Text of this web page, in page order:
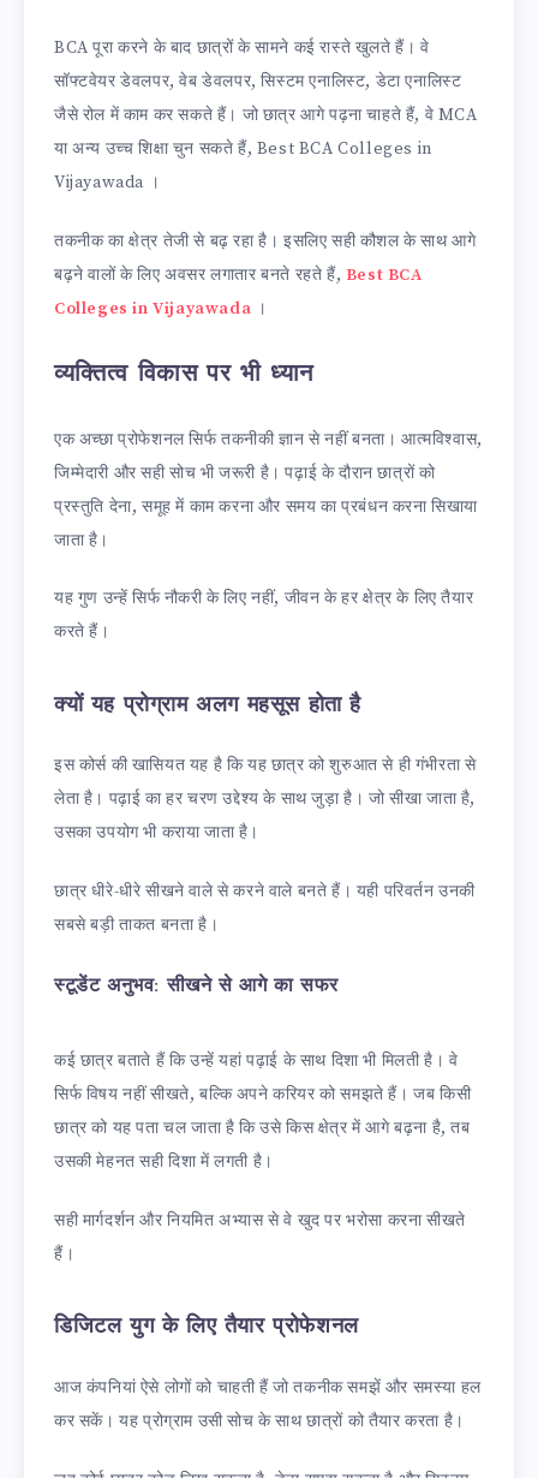
BCA पूरा करने के बाद छात्रों के सामने कई रास्ते खुलते हैं। वे
सॉफ्टवेयर डेवलपर, वेब डेवलपर, सिस्टम एनालिस्ट, डेटा एनालिस्ट
जैसे रोल में काम कर सकते हैं। जो छात्र आगे पढ़ना चाहते हैं, वे MCA
या अन्य उच्च शिक्षा चुन सकते हैं, Best BCA Colleges in
Vijayawada ।
तकनीक का क्षेत्र तेजी से बढ़ रहा है। इसलिए सही कौशल के साथ आगे
बढ़ने वालों के लिए अवसर लगातार बनते रहते हैं, Best BCA
Colleges in Vijayawada ।
व्यक्तित्व विकास पर भी ध्यान
एक अच्छा प्रोफेशनल सिर्फ तकनीकी ज्ञान से नहीं बनता। आत्मविश्वास,
जिम्मेदारी और सही सोच भी जरूरी है। पढ़ाई के दौरान छात्रों को
प्रस्तुति देना, समूह में काम करना और समय का प्रबंधन करना सिखाया
जाता है।
यह गुण उन्हें सिर्फ नौकरी के लिए नहीं, जीवन के हर क्षेत्र के लिए तैयार
करते हैं।
क्यों यह प्रोग्राम अलग महसूस होता है
इस कोर्स की खासियत यह है कि यह छात्र को शुरुआत से ही गंभीरता से
लेता है। पढ़ाई का हर चरण उद्देश्य के साथ जुड़ा है। जो सीखा जाता है,
उसका उपयोग भी कराया जाता है।
छात्र धीरे-धीरे सीखने वाले से करने वाले बनते हैं। यही परिवर्तन उनकी
सबसे बड़ी ताकत बनता है।
स्टूडेंट अनुभव: सीखने से आगे का सफर
कई छात्र बताते हैं कि उन्हें यहां पढ़ाई के साथ दिशा भी मिलती है। वे
सिर्फ विषय नहीं सीखते, बल्कि अपने करियर को समझते हैं। जब किसी
छात्र को यह पता चल जाता है कि उसे किस क्षेत्र में आगे बढ़ना है, तब
उसकी मेहनत सही दिशा में लगती है।
सही मार्गदर्शन और नियमित अभ्यास से वे खुद पर भरोसा करना सीखते
हैं।
डिजिटल युग के लिए तैयार प्रोफेशनल
आज कंपनियां ऐसे लोगों को चाहती हैं जो तकनीक समझें और समस्या हल
कर सकें। यह प्रोग्राम उसी सोच के साथ छात्रों को तैयार करता है।